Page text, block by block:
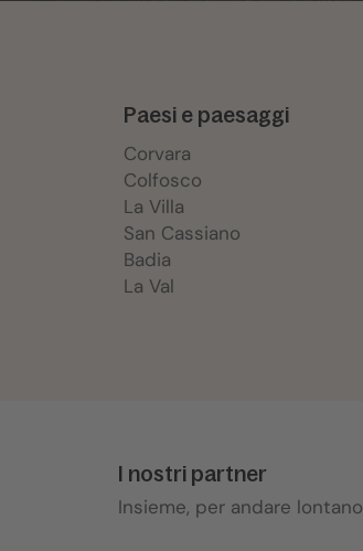
Paesi e paesaggi
Corvara
Colfosco
La Villa
San Cassiano
Badia
La Val
I nostri partner
Insieme, per andare lontano